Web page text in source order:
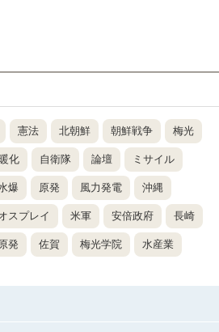
憲法 北朝鮮 朝鮮戦争 梅光
化 自衛隊 論壇 ミサイル
爆 原発 風力発電 沖縄
スプレイ 米軍 安倍政府 長崎
発 佐賀 梅光学院 水産業